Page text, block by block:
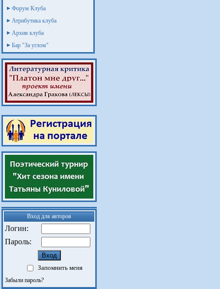
Форум Клуба
Атрибутика клуба
Архив клуба
Бар "За углом"
Вход для авторов
Логин:
Пароль:
Запомнить меня
Забыли пароль?